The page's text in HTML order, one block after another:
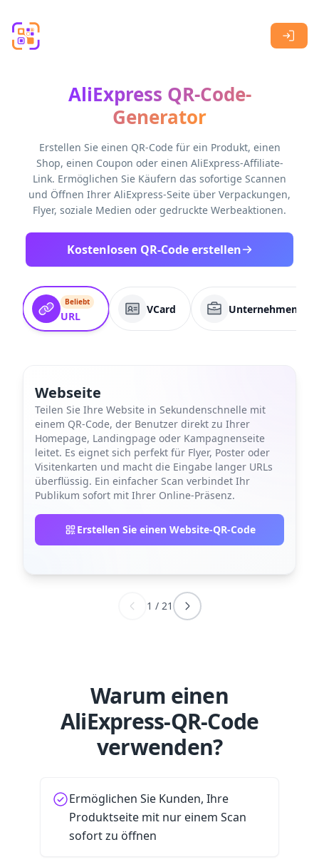
AliExpress QR-Code-
Generator
Erstellen Sie einen QR-Code für ein Produkt, einen
Shop, einen Coupon oder einen AliExpress-Affiliate-
Link. Ermöglichen Sie Käufern das sofortige Scannen
und Öffnen Ihrer AliExpress-Seite über Verpackungen,
Flyer, soziale Medien oder gedruckte Werbeaktionen.
Kostenlosen QR-Code erstellen
Beliebt
URL
VCard
Webseite
Teilen Sie Ihre Website in Sekundenschnelle mit
einem QR-Code, der Benutzer direkt zu Ihrer
Homepage, Landingpage oder Kampagnenseite
leitet. Es eignet sich perfekt für Flyer, Poster oder
Visitenkarten und macht die Eingabe langer URLs
überflüssig. Ein einfacher Scan verbindet Ihr
Publikum sofort mit Ihrer Online-Präsenz.
Erstellen Sie einen Website-QR-Code
1 / 21
Warum einen
AliExpress-QR-Code
verwenden?
Ermöglichen Sie Kunden, Ihre
Produktseite mit nur einem Scan
sofort zu öffnen